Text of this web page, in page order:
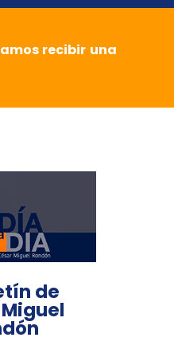
recibir una
de